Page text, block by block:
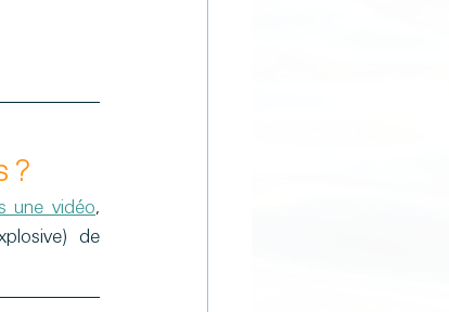
?
une vidéo,
de